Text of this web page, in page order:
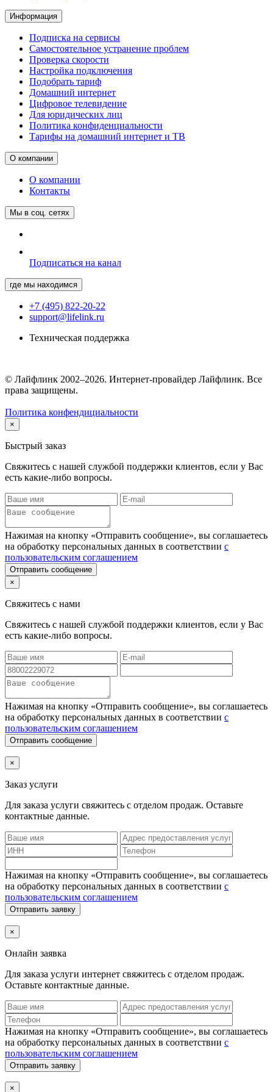
Информация
Подписка на сервисы
Самостоятельное устранение проблем
Проверка скорости
Настройка подключения
Подобрать тариф
Домашний интернет
Цифровое телевидение
Для юридических лиц
Политика конфиденциальности
Тарифы на домашний интернет и ТВ
О компании
О компании
Контакты
Мы в соц. сетях
Подписаться на канал
где мы находимся
+7 (495) 822-20-22
support@lifelink.ru
Техническая поддержка
© Лайфлинк 2002–2026. Интернет-провайдер Лайфлинк. Все
права защищены.
Политика конфендициальности
×
Быстрый заказ
Свяжитесь с нашей службой поддержки клиентов, если у Вас
есть какие-либо вопросы.
Нажимая на кнопку «Отправить сообщение», вы соглашаетесь
на обработку персональных данных в соответствии с
пользовательским соглашением
Отправить сообщение
×
Свяжитесь с нами
Свяжитесь с нашей службой поддержки клиентов, если у Вас
есть какие-либо вопросы.
Нажимая на кнопку «Отправить сообщение», вы соглашаетесь
на обработку персональных данных в соответствии с
пользовательским соглашением
Отправить сообщение
×
Заказ услуги
Для заказа услуги свяжитесь с отделом продаж. Оставьте
контактные данные.
Нажимая на кнопку «Отправить сообщение», вы соглашаетесь
на обработку персональных данных в соответствии с
пользовательским соглашением
Отправить заявку
×
Онлайн заявка
Для заказа услуги интернет свяжитесь с отделом продаж.
Оставьте контактные данные.
Нажимая на кнопку «Отправить сообщение», вы соглашаетесь
на обработку персональных данных в соответствии с
пользовательским соглашением
Отправить заявку
×